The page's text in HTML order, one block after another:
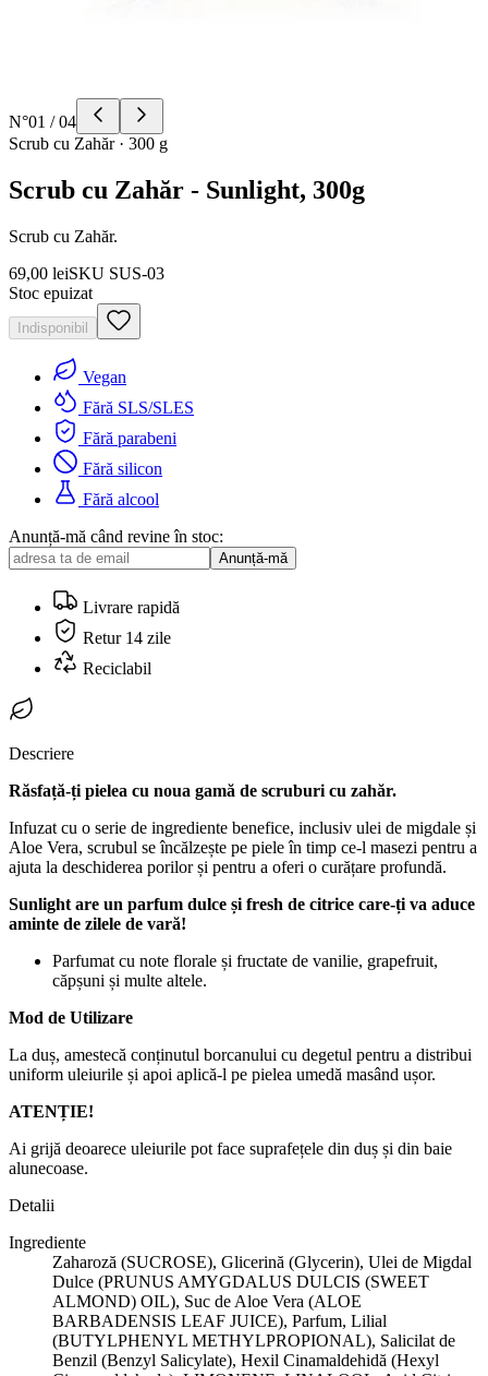
N°01 /04
Scrub cu Zahăr· 300 g
Scrub cu Zahăr - Sunlight, 300g
Scrub cu Zahăr.
69,00 leiSKU SUS-03
Stoc epuizat
Indisponibil
Vegan
Fără SLS/SLES
Fără parabeni
Fără silicon
Fără alcool
Anunță-mă când revine în stoc:
Anunță-mă
Livrare rapidă
Retur 14 zile
Reciclabil
Descriere
Răsfață-ți pielea cu noua gamă de scruburi cu zahăr.
Infuzat cu o serie de ingrediente benefice, inclusiv ulei de migdale și
Aloe Vera, scrubul se încălzește pe piele în timp ce-l masezi pentru a
ajuta la deschiderea porilor și pentru a oferi o curățare profundă.
Sunlight are un parfum dulce și fresh de citrice care-ți va aduce
aminte de zilele de vară!
Parfumat cu note florale și fructate de vanilie, grapefruit,
căpșuni și multe altele.
Mod de Utilizare
La duș, amestecă conținutul borcanului cu degetul pentru a distribui
uniform uleiurile și apoi aplică-l pe pielea umedă masând ușor.
ATENȚIE!
Ai grijă deoarece uleiurile pot face suprafețele din duș și din baie
alunecoase.
Detalii
Ingrediente
Zaharoză (SUCROSE), Glicerină (Glycerin), Ulei de Migdal
Dulce (PRUNUS AMYGDALUS DULCIS (SWEET
ALMOND) OIL), Suc de Aloe Vera (ALOE
BARBADENSIS LEAF JUICE), Parfum, Lilial
(BUTYLPHENYL METHYLPROPIONAL), Salicilat de
Benzil (Benzyl Salicylate), Hexil Cinamaldehidă (Hexyl